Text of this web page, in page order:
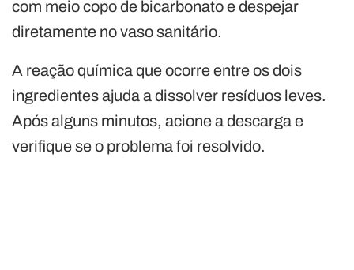
com meio copo de bicarbonato e despejar
diretamente no vaso sanitário.
A reação química que ocorre entre os dois
ingredientes ajuda a dissolver resíduos leves.
Após alguns minutos, acione a descarga e
verifique se o problema foi resolvido.